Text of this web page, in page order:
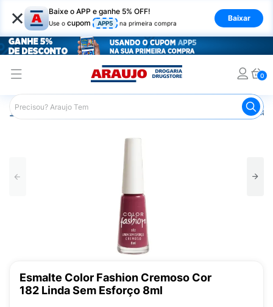
× Baixe o APP e ganhe 5% OFF!
Use o cupom APP5 na primeira compra
Baixar
0
Araujo Beleza e Cuidados
Esmalte Color Fashion Cremoso Cor
182 Linda Sem Esforço 8ml